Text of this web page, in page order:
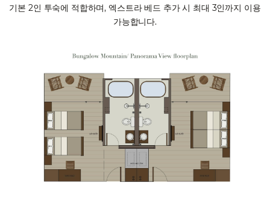
기본 2인 투숙에 적합하며, 엑스트라 베드 추가 시 최대 3인까지 이용
가능합니다.